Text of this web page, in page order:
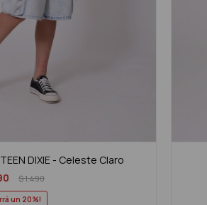
TEEN DIXIE - Celeste Claro
$1.490
20